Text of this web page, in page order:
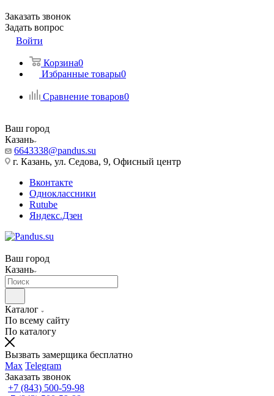
Заказать звонок
Задать вопрос
Войти
Корзина0
Избранные товары0
Сравнение товаров0
Ваш город
Казань
6643338@pandus.su
г. Казань, ул. Седова, 9, Офисный центр
Вконтакте
Одноклассники
Rutube
Яндекс.Дзен
Ваш город
Казань
Каталог
По всему сайту
По каталогу
Вызвать замерщика бесплатно
Max Telegram
Заказать звонок
+7 (843) 500-59-98